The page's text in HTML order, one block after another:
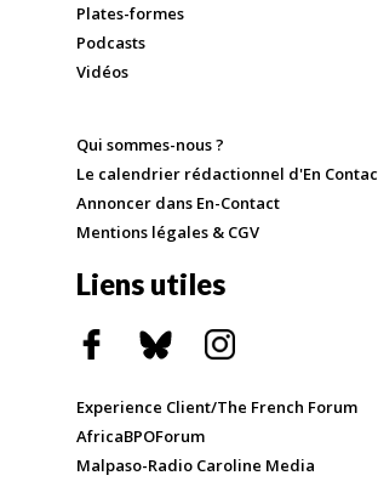
Plates-formes
Podcasts
Vidéos
Qui sommes-nous ?
Le calendrier rédactionnel d'En
Annoncer dans En-Contact
Mentions légales & CGV
Liens utiles
Experience Client/The French Forum
AfricaBPOForum
Malpaso-Radio Caroline Media